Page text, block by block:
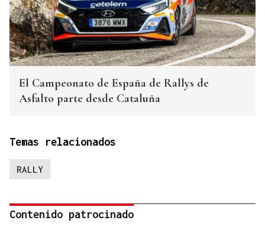
El Campeonato de España de Rallys de
Asfalto parte desde Cataluña
Temas relacionados
RALLY
Contenido patrocinado